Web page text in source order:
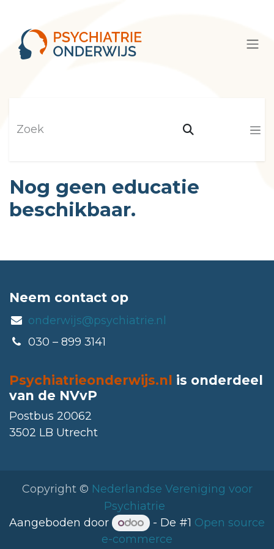
Nog geen educatie
beschikbaar.
Neem contact op
onderwijs@psychiatrie.nl
030 – 899 3141
Psychiatrieonderwijs.nl is onderdeel
van de NVvP
Postbus 20062
3502 LB Utrecht
Copyright © Nederlandse Vereniging voor
Psychiatrie
Aangeboden door
- De #1 Open source
e-commerce